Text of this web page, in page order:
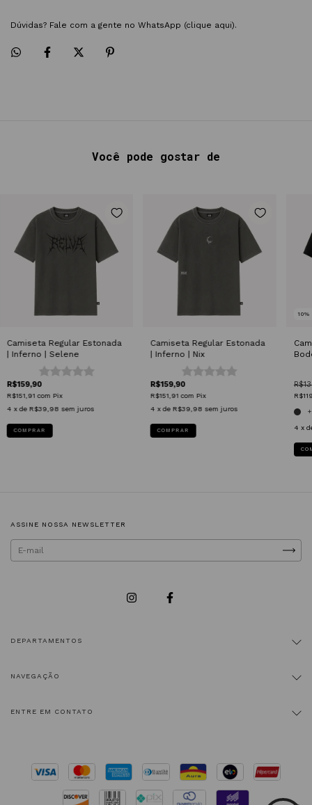
Dúvidas? Fale com a gente no WhatsApp (clique aqui).
Você pode gostar de
Camiseta Regular Estonada
| Inferno | Selene
R$159,90
R$151,91com Pix
4 x de R$39,98 sem juros
COMPRAR
Camiseta Regular Estonada
| Inferno | Nix
R$159,90
R$151,91com Pix
4 x de R$39,98 sem juros
COMPRAR
10
4 x
ASSINE NOSSA NEWSLETTER
DEPARTAMENTOS
NAVEGAÇÃO
ENTRE EM CONTATO